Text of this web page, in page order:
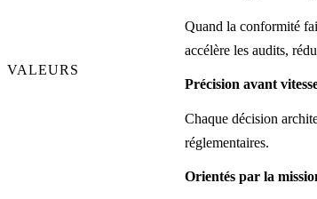
Quand la conformité
accélère les audits,
VALEURS
Précision avant
Chaque décision
réglementaires.
Orientés par la